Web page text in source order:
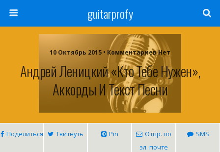
guitarprofy
10 Октябрь 2015 • Комментариев Нет
Андрей Леницкий «Кто Тебе Нужен»,
Аккорды И Текст Песни
Поделиться Твитнуть Pin
Отпр. по
эл. почте
SMS